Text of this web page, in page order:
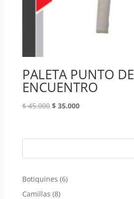
PALETA PUNTO DE
ENCUENTRO
$45.000 Original
$ 45.000.
$35.000Current
$ 35.000.
Botiquines 66
Camillas 88